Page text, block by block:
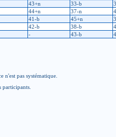
43+n 33-b
44+n 37-n
41-b 45+n
42-b 38-b
- 43-b
pas systématique.
participants.